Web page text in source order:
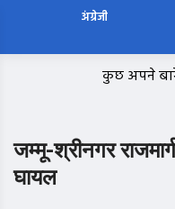
अंग्रेजी
कुछ अपने
जम्मू-श्रीनगर
घायल